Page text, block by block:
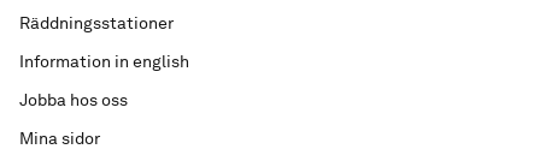
Räddningsstationer
Information in english
Jobba hos oss
Mina sidor